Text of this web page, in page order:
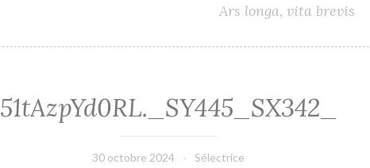
Ars longa, vita brevis
51tAzpYd0RL._SY445_SX342_
30 octobre 2024 Sélectrice